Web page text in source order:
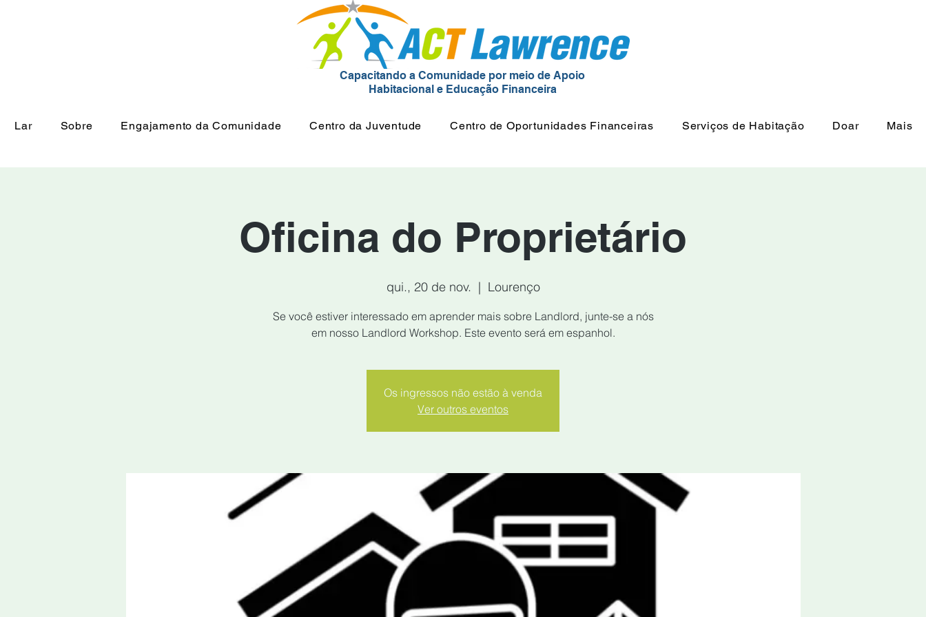
Capacitando a Comunidade por meio de Apoio
Habitacional e Educação Financeira
Lar Sobre Engajamento da Comunidade Centro da Juventude Centro de Oportunidades Financeiras Serviços de Habitação Doar Mais
Oficina do Proprietário
qui., 20 de nov.
  |
Lourenço
Se você estiver interessado em aprender mais sobre Landlord, junte-se a nós
em nosso Landlord Workshop. Este evento será em espanhol.
Os ingressos não estão à venda
Ver outros eventos